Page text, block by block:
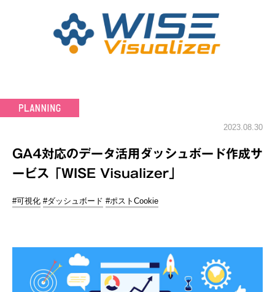
2023.08.30
GA4対応のデータ活用ダッシュボード作成サ
ービス「WISE Visualizer」
#可視化 #ダッシュボード #ポストCookie